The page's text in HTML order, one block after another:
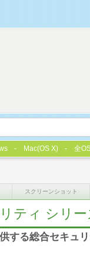
スクリーンショット
ティ シリー
する総合セキュ
Mac(OS X) 全